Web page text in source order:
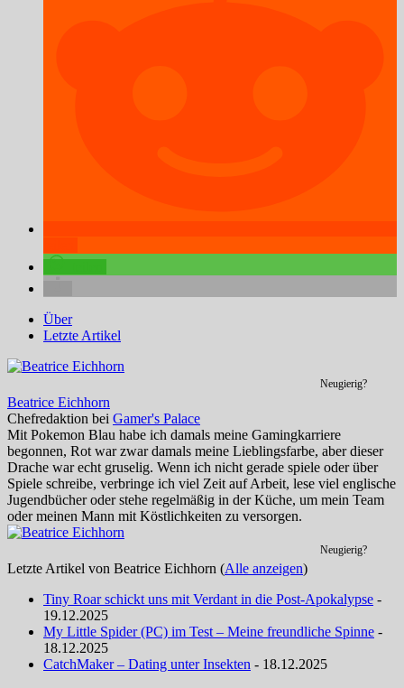
Über
Letzte Artikel
Neugierig?
Beatrice Eichhorn
Chefredaktion bei Gamer's Palace
Mit Pokemon Blau habe ich damals meine Gamingkarriere
begonnen, Rot war zwar damals meine Lieblingsfarbe, aber dieser
Drache war echt gruselig. Wenn ich nicht gerade spiele oder über
Spiele schreibe, verbringe ich viel Zeit auf Arbeit, lese viel englische
Jugendbücher oder stehe regelmäßig in der Küche, um mein Team
oder meinen Mann mit Köstlichkeiten zu versorgen.
Neugierig?
Letzte Artikel von Beatrice Eichhorn (Alle anzeigen)
Tiny Roar schickt uns mit Verdant in die Post-Apokalypse -
19.12.2025
My Little Spider (PC) im Test – Meine freundliche Spinne -
18.12.2025
CatchMaker – Dating unter Insekten - 18.12.2025